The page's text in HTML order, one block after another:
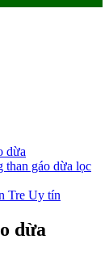
dừa
gáo dừa lọc
Tre Uy tín
dừa